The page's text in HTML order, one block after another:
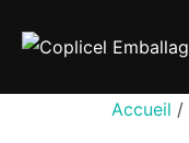
Accueil /